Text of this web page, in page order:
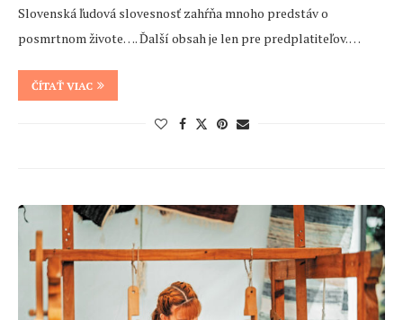
Slovenská ľudová slovesnosť zahŕňa mnoho predstáv o
posmrtnom živote…. Ďalší obsah je len pre predplatiteľov. …
ČÍTAŤ VIAC